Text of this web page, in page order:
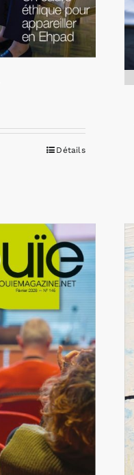
Détails